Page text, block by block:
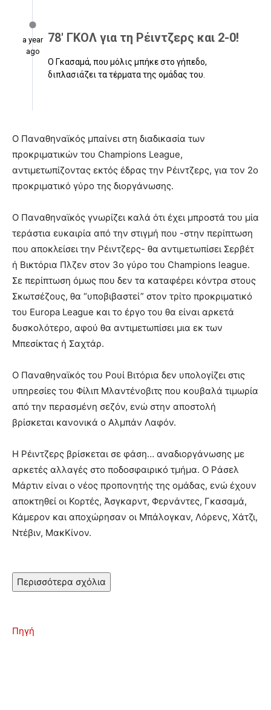
Ο Παναθηναϊκός μπαίνει στη διαδικασία των
προκριματικών του Champions League,
αντιμετωπίζοντας εκτός έδρας την Ρέιντζερς, για τον 2ο
προκριματικό γύρο της διοργάνωσης.
Ο Παναθηναϊκός γνωρίζει καλά ότι έχει μπροστά του μία
τεράστια ευκαιρία από την στιγμή που -στην περίπτωση
που αποκλείσει την Ρέιντζερς- θα αντιμετωπίσει Σερβέτ
ή Βικτόρια Πλζεν στον 3ο γύρο του Champions league.
Σε περίπτωση όμως που δεν τα καταφέρει κόντρα στους
Σκωτσέζους, θα “υποβιβαστεί” στον τρίτο προκριματικό
του Europa League και το έργο του θα είναι αρκετά
δυσκολότερο, αφού θα αντιμετωπίσει μια εκ των
Μπεσίκτας ή Σαχτάρ.
Ο Παναθηναϊκός του Ρουί Βιτόρια δεν υπολογίζει στις
υπηρεσίες του Φίλιπ Μλαντένοβιτς που κουβαλά τιμωρία
από την περασμένη σεζόν, ενώ στην αποστολή
βρίσκεται κανονικά ο Αλμπάν Λαφόν.
Η Ρέιντζερς βρίσκεται σε φάση… αναδιοργάνωσης με
αρκετές αλλαγές στο ποδοσφαιρικό τμήμα. Ο Ράσελ
Μάρτιν είναι ο νέος προπονητής της ομάδας, ενώ έχουν
αποκτηθεί οι Κορτές, Άσγκαρντ, Φερνάντες, Γκασαμά,
Κάμερον και αποχώρησαν οι Μπάλογκαν, Λόρενς, Χάτζι,
Ντέβιν, ΜακΚίνον.
Περισσότερα σχόλια
Πηγή